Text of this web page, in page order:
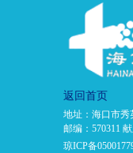
返回首页
地址：海口市秀
邮编：570311
琼ICP备